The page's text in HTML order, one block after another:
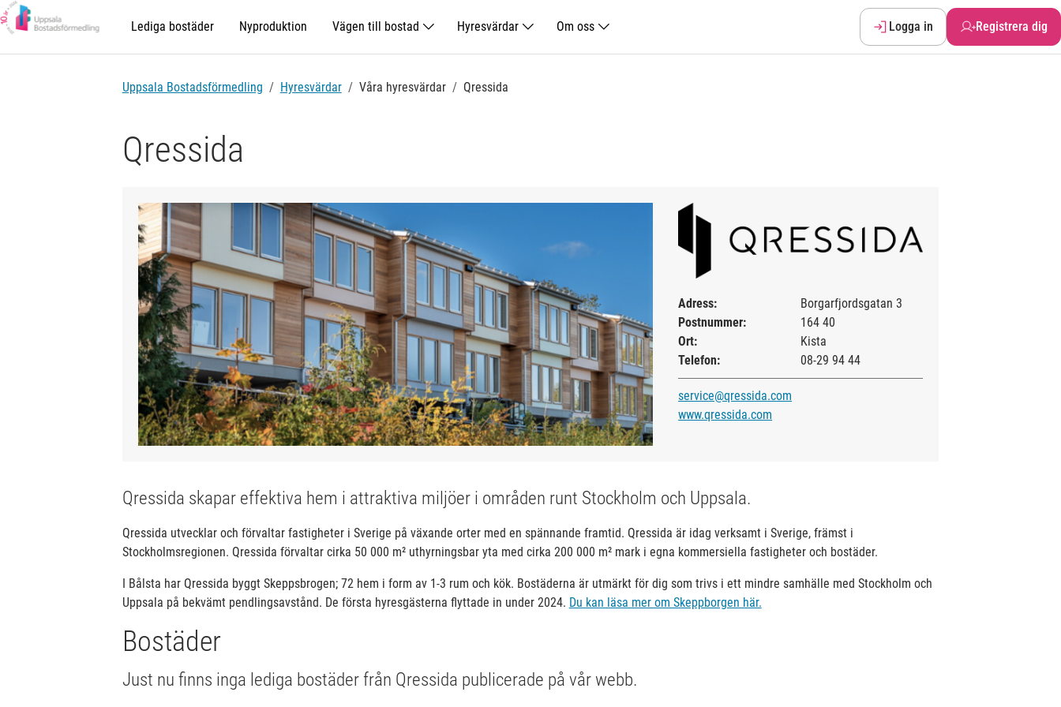
Lediga bostäder Nyproduktion Vägen till bostad Hyresvärdar Om oss Logga in Registrera dig
Uppsala Bostadsförmedling Hyresvärdar Våra hyresvärdar Qressida
Qressida
Adress:
Borgarfjordsgatan 3
Postnummer:
164 40
Ort:
Kista
Telefon:
08-29 94 44
service@qressida.com
www.qressida.com
Qressida skapar effektiva hem i attraktiva miljöer i områden runt Stockholm och Uppsala.
Qressida utvecklar och förvaltar fastigheter i Sverige på växande orter med en spännande framtid. Qressida är idag verksamt i Sverige, främst i
Stockholmsregionen. Qressida förvaltar cirka 50 000 m² uthyrningsbar yta med cirka 200 000 m² mark i egna kommersiella fastigheter och bostäder.
I Bålsta har Qressida byggt Skeppsbrogen; 72 hem i form av 1-3 rum och kök. Bostäderna är utmärkt för dig som trivs i ett mindre samhälle med Stockholm och
Uppsala på bekvämt pendlingsavstånd. De första hyresgästerna flyttade in under 2024. Du kan läsa mer om Skeppborgen här.
Bostäder
Just nu finns inga lediga bostäder från Qressida publicerade på vår webb.